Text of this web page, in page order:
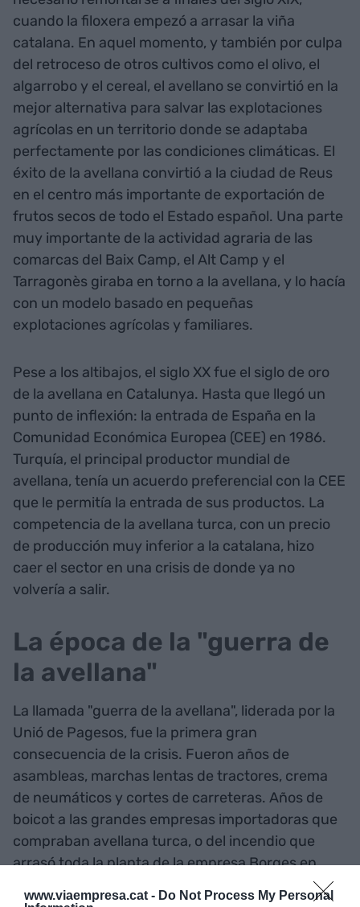
www.viaempresa.cat - Do Not Process My Personal
cuando la filoxera empezó a arrasar la viña
catalana. En aquel momento, y también por culpa
del retroceso de otros cultivos como el olivo, el
algarrobo y el cereal, el avellano se convirtió en la
mejor alternativa para salvar las explotaciones
agrícolas en un territorio donde se adaptaba
perfectamente por las condiciones climáticas. El
éxito de la avellana convirtió a la ciudad de Reus
en el centro más importante de exportación de
frutos secos de todo el Estado español. Una parte
muy importante de la actividad agraria de las
comarcas del Baix Camp, el Alt Camp y el
Tarragonès giraba en torno a la avellana, y lo hacía
con un modelo basado en pequeñas
explotaciones agrícolas y familiares.
Pese a los altibajos, el siglo XX fue el siglo de oro
de la avellana en Catalunya. Hasta que llegó un
punto de inflexión: la entrada de España en la
Comunidad Económica Europea (CEE) en 1986.
Turquía, el principal productor mundial de
avellana, tenía un acuerdo preferencial con la CEE
que le permitía la entrada de sus productos. La
competencia de la avellana turca, con un precio
de producción muy inferior a la catalana, hizo
caer el sector en una crisis de donde ya no
volvería a salir.
La época de la "guerra de
la avellana"
La llamada "guerra de la avellana", liderada por la
Unió de Pagesos, fue la primera gran
consecuencia de la crisis. Fueron años de
asambleas, marchas lentas de tractores, crema
de neumáticos y cortes de carreteras. Años de
boicot a las grandes empresas importadoras que
compraban avellana turca, o del incendio que
arrasó toda la planta de la empresa Borges en